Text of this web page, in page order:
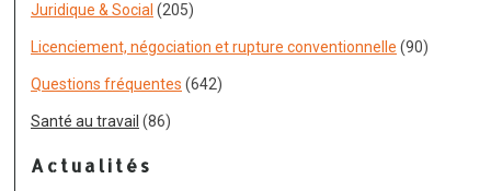
Juridique & Social (205)
Licenciement, négociation et rupture conventionnelle (90)
Questions fréquentes (642)
Santé au travail (86)
Actualités